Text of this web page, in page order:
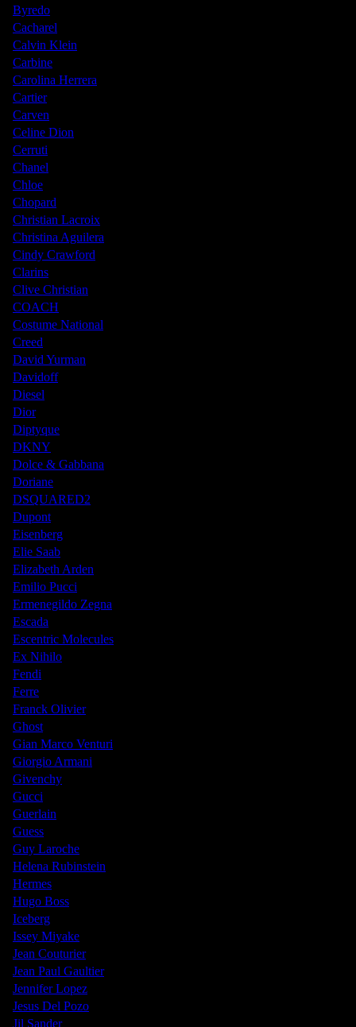
Byredo
Cacharel
Calvin Klein
Carbine
Carolina Herrera
Cartier
Carven
Celine Dion
Cerruti
Chanel
Chloe
Chopard
Christian Lacroix
Christina Aguilera
Cindy Crawford
Clarins
Clive Christian
COACH
Costume National
Creed
David Yurman
Davidoff
Diesel
Dior
Diptyque
DKNY
Dolce & Gabbana
Doriane
DSQUARED2
Dupont
Eisenberg
Elie Saab
Elizabeth Arden
Emilio Pucci
Ermenegildo Zegna
Escada
Escentric Molecules
Ex Nihilo
Fendi
Ferre
Franck Olivier
Ghost
Gian Marco Venturi
Giorgio Armani
Givenchy
Gucci
Guerlain
Guess
Guy Laroche
Helena Rubinstein
Hermes
Hugo Boss
Iceberg
Issey Miyake
Jean Couturier
Jean Paul Gaultier
Jennifer Lopez
Jesus Del Pozo
Jil Sander